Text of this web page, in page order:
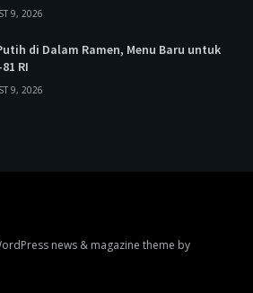
9, 2026
di Dalam Ramen, Menu Baru untuk
RI
9, 2026
news & magazine theme by